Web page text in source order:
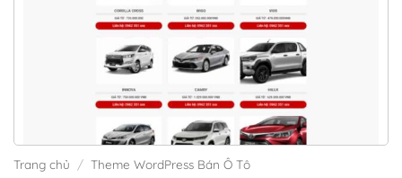
Trang chủ / Theme WordPress Bán Ô Tô